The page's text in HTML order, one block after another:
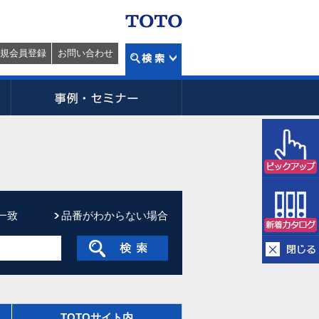
会員登録 お問い合わせ
致 品番がわからない場合